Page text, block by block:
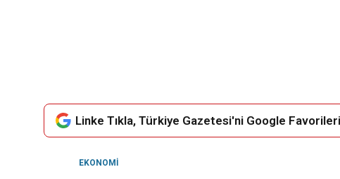
Linke Tıkla, Türkiye Gazetesi'ni Google
EKONOMI